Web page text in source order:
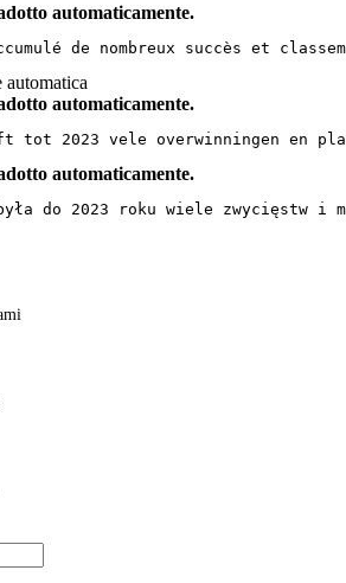
automaticamente.
de nombreux succès et
automaticamente.
tot 2023 vele overwinningen en
automaticamente.
do 2023 roku wiele